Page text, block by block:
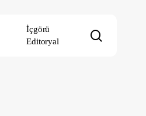
İçgörü
Editoryal